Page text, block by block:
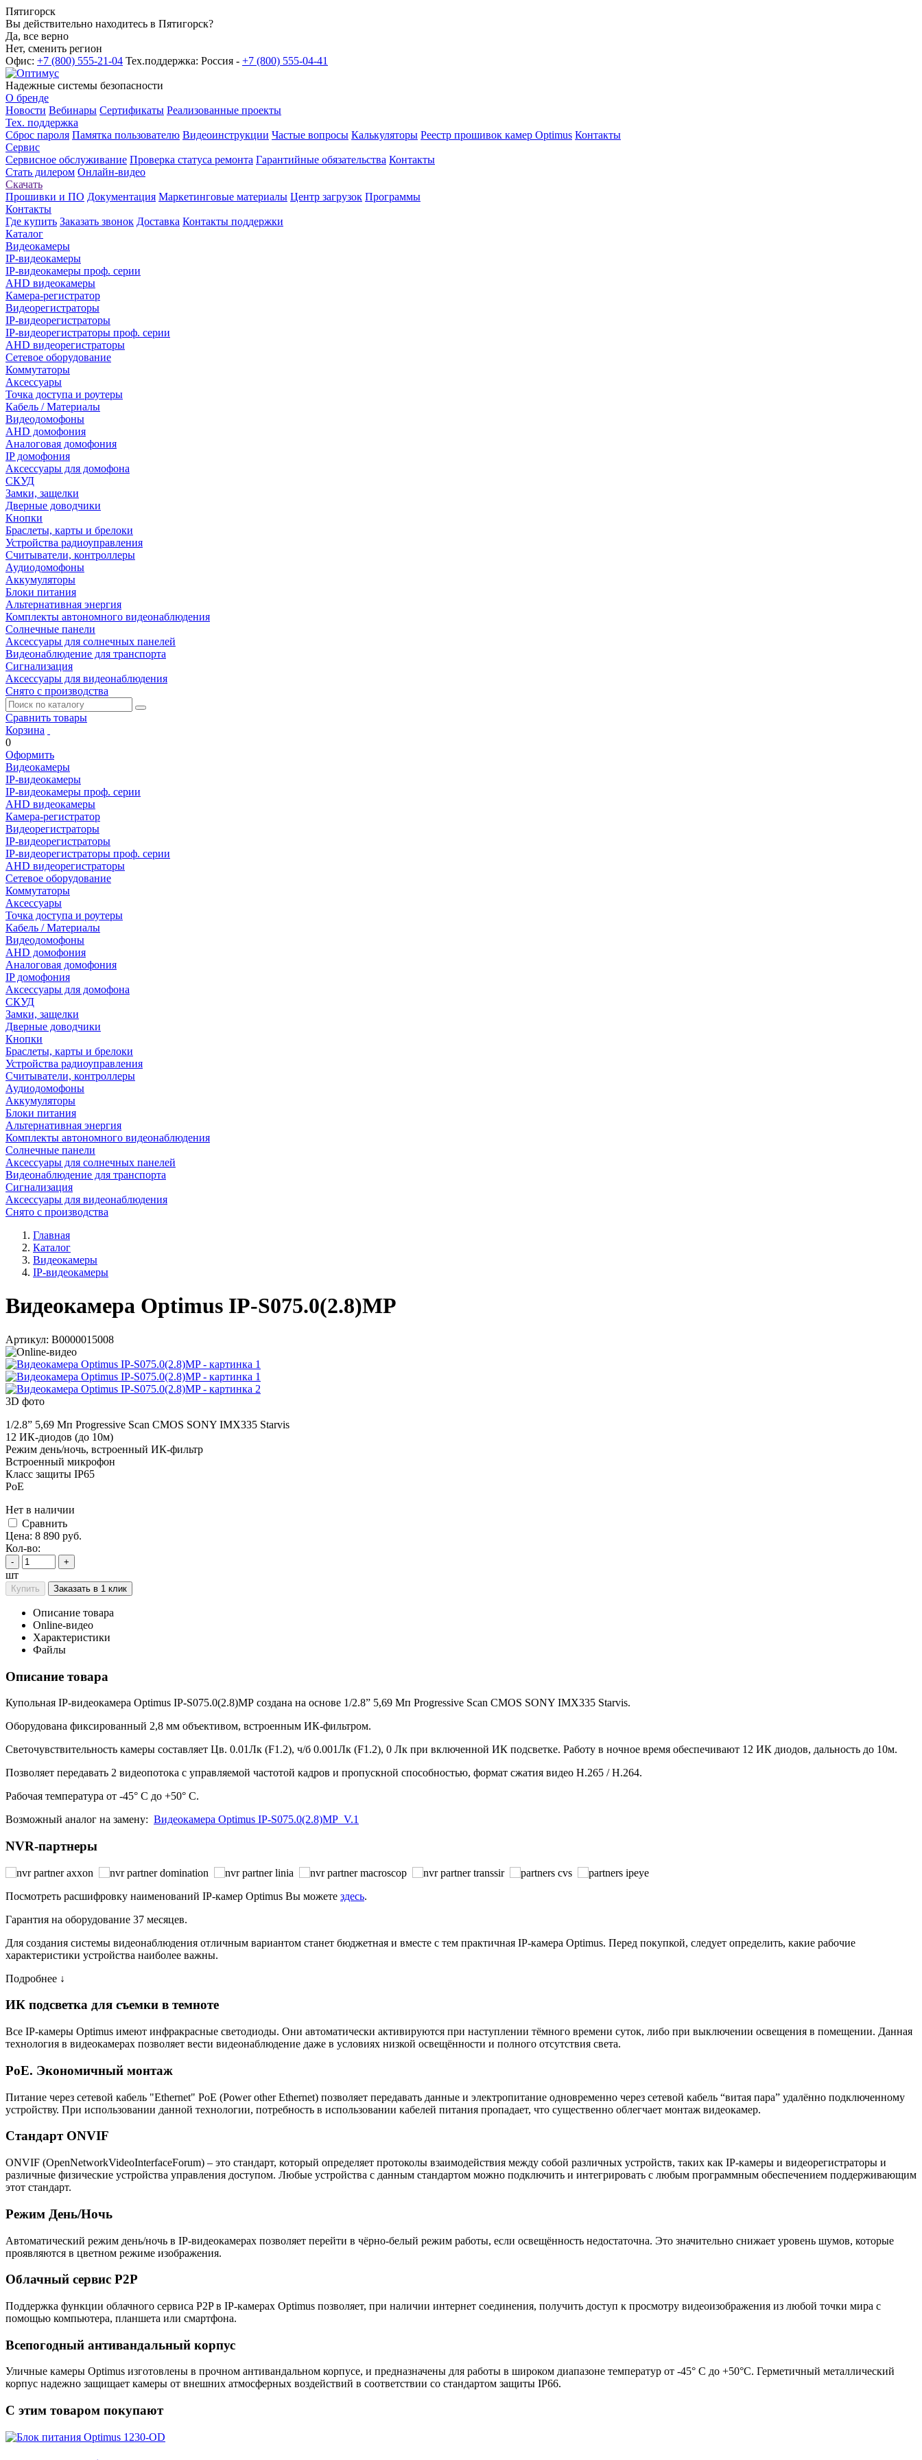
Пятигорск
Вы действительно находитесь в Пятигорск?
Да, все верно
Нет, сменить регион
Офис: +7 (800) 555-21-04 Тех.поддержка: Россия - +7 (800) 555-04-41
Надежные системы безопасности
О бренде
Новости Вебинары Сертификаты Реализованные проекты
Тех. поддержка
Сброс пароля Памятка пользователю Видеоинструкции Частые вопросы Калькуляторы Реестр прошивок камер Optimus Контакты
Сервис
Сервисное обслуживание Проверка статуса ремонта Гарантийные обязательства Контакты
Стать дилером Онлайн-видео
Скачать
Прошивки и ПО Документация Маркетинговые материалы Центр загрузок Программы
Контакты
Где купить Заказать звонок Доставка Контакты поддержки
Каталог
Видеокамеры
IP-видеокамеры
IP-видеокамеры проф. серии
AHD видеокамеры
Камера-регистратор
Видеорегистраторы
IP-видеорегистраторы
IP-видеорегистраторы проф. серии
AHD видеорегистраторы
Сетевое оборудование
Коммутаторы
Аксессуары
Точка доступа и роутеры
Кабель / Материалы
Видеодомофоны
AHD домофония
Аналоговая домофония
IP домофония
Аксессуары для домофона
СКУД
Замки, защелки
Дверные доводчики
Кнопки
Браслеты, карты и брелоки
Устройства радиоуправления
Считыватели, контроллеры
Аудиодомофоны
Аккумуляторы
Блоки питания
Альтернативная энергия
Комплекты автономного видеонаблюдения
Солнечные панели
Аксессуары для солнечных панелей
Видеонаблюдение для транспорта
Сигнализация
Аксессуары для видеонаблюдения
Снято с производства
Сравнить товары
Корзина
0
Оформить
Видеокамеры
IP-видеокамеры
IP-видеокамеры проф. серии
AHD видеокамеры
Камера-регистратор
Видеорегистраторы
IP-видеорегистраторы
IP-видеорегистраторы проф. серии
AHD видеорегистраторы
Сетевое оборудование
Коммутаторы
Аксессуары
Точка доступа и роутеры
Кабель / Материалы
Видеодомофоны
AHD домофония
Аналоговая домофония
IP домофония
Аксессуары для домофона
СКУД
Замки, защелки
Дверные доводчики
Кнопки
Браслеты, карты и брелоки
Устройства радиоуправления
Считыватели, контроллеры
Аудиодомофоны
Аккумуляторы
Блоки питания
Альтернативная энергия
Комплекты автономного видеонаблюдения
Солнечные панели
Аксессуары для солнечных панелей
Видеонаблюдение для транспорта
Сигнализация
Аксессуары для видеонаблюдения
Снято с производства
Главная
Каталог
Видеокамеры
IP-видеокамеры
Видеокамера Optimus IP-S075.0(2.8)MP
Артикул: В0000015008
3D фото
1/2.8” 5,69 Мп Progressive Scan CMOS SONY IMX335 Starvis
12 ИК-диодов (до 10м)
Режим день/ночь, встроенный ИК-фильтр
Встроенный микрофон
Класс защиты IP65
PoE
Нет в наличии
Cравнить
Цена: 8 890 руб.
Кол-во:
- +
шт
Купить Заказать в 1 клик
Описание товара
Online-видео
Характеристики
Файлы
Описание товара
Купольная IP-видеокамера Optimus IP-S075.0(2.8)MP создана на основе 1/2.8” 5,69 Мп Progressive Scan CMOS SONY IMX335 Starvis.
Оборудована фиксированный 2,8 мм объективом, встроенным ИК-фильтром.
Светочувствительность камеры составляет Цв. 0.01Лк (F1.2), ч/б 0.001Лк (F1.2), 0 Лк при включенной ИК подсветке. Работу в ночное время обеспечивают 12 ИК диодов, дальность до 10м.
Позволяет передавать 2 видеопотока с управляемой частотой кадров и пропускной способностью, формат сжатия видео H.265 / H.264.
Рабочая температура от -45° С до +50° С.
Возможный аналог на замену: Видеокамера Optimus IP-S075.0(2.8)MP_V.1
NVR-партнеры
Посмотреть расшифровку наименований IP-камер Optimus Вы можете здесь.
Гарантия на оборудование 37 месяцев.
Для создания системы видеонаблюдения отличным вариантом станет бюджетная и вместе с тем практичная IP-камера Optimus. Перед покупкой, следует определить, какие рабочие
характеристики устройства наиболее важны.
Подробнее ↓
ИК подсветка для съемки в темноте
Все IP-камеры Optimus имеют инфракрасные светодиоды. Они автоматически активируются при наступлении тёмного времени суток, либо при выключении освещения в помещении. Данная
технология в видеокамерах позволяет вести видеонаблюдение даже в условиях низкой освещённости и полного отсутствия света.
PoE. Экономичный монтаж
Питание через сетевой кабель "Ethernet" PoE (Power other Ethernet) позволяет передавать данные и электропитание одновременно через сетевой кабель “витая пара” удалённо подключенному
устройству. При использовании данной технологии, потребность в использовании кабелей питания пропадает, что существенно облегчает монтаж видеокамер.
Стандарт ONVIF
ONVIF (OpenNetworkVideoInterfaceForum) – это стандарт, который определяет протоколы взаимодействия между собой различных устройств, таких как IP-камеры и видеорегистраторы и
различные физические устройства управления доступом. Любые устройства с данным стандартом можно подключить и интегрировать с любым программным обеспечением поддерживающим
этот стандарт.
Режим День/Ночь
Автоматический режим день/ночь в IP-видеокамерах позволяет перейти в чёрно-белый режим работы, если освещённость недостаточна. Это значительно снижает уровень шумов, которые
проявляются в цветном режиме изображения.
Облачный сервис P2P
Поддержка функции облачного сервиса P2P в IP-камерах Optimus позволяет, при наличии интернет соединения, получить доступ к просмотру видеоизображения из любой точки мира с
помощью компьютера, планшета или смартфона.
Всепогодный антивандальный корпус
Уличные камеры Optimus изготовлены в прочном антивандальном корпусе, и предназначены для работы в широком диапазоне температур от -45° C до +50°C. Герметичный металлический
корпус надежно защищает камеры от внешних атмосферных воздействий в соответствии со стандартом защиты IP66.
C этим товаром покупают